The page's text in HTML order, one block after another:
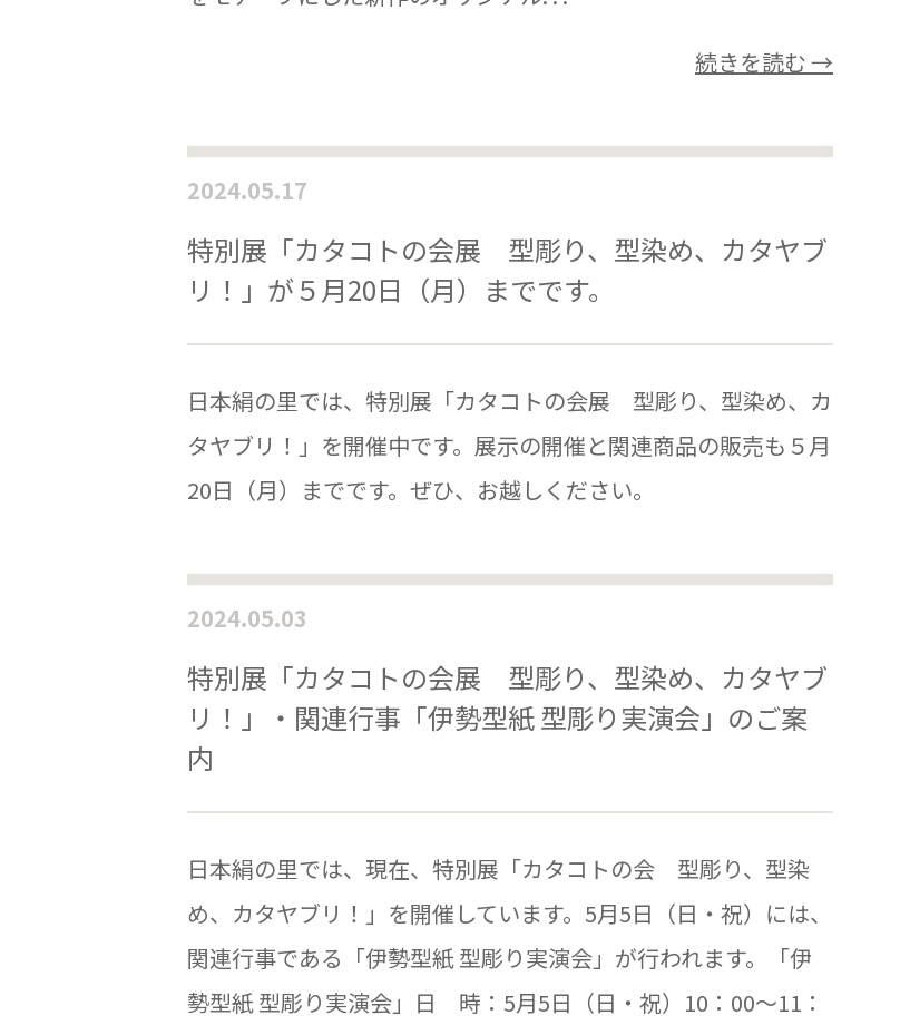
続きを読む →
2024.05.17
特別展「カタコトの会展 型彫り、型染め、カタヤブ
リ！」が５月20日（月）までです。
日本絹の里では、特別展「カタコトの会展 型彫り、型染め、カ
タヤブリ！」を開催中です。展示の開催と関連商品の販売も５月
20日（月）までです。ぜひ、お越しください。
2024.05.03
特別展「カタコトの会展 型彫り、型染め、カタヤブ
リ！」・関連行事「伊勢型紙 型彫り実演会」のご案
内
日本絹の里では、現在、特別展「カタコトの会 型彫り、型染
め、カタヤブリ！」を開催しています。5月5日（日・祝）には、
関連行事である「伊勢型紙 型彫り実演会」が行われます。「伊
勢型紙 型彫り実演会」日 時：5月5日（日・祝）10：00～11：